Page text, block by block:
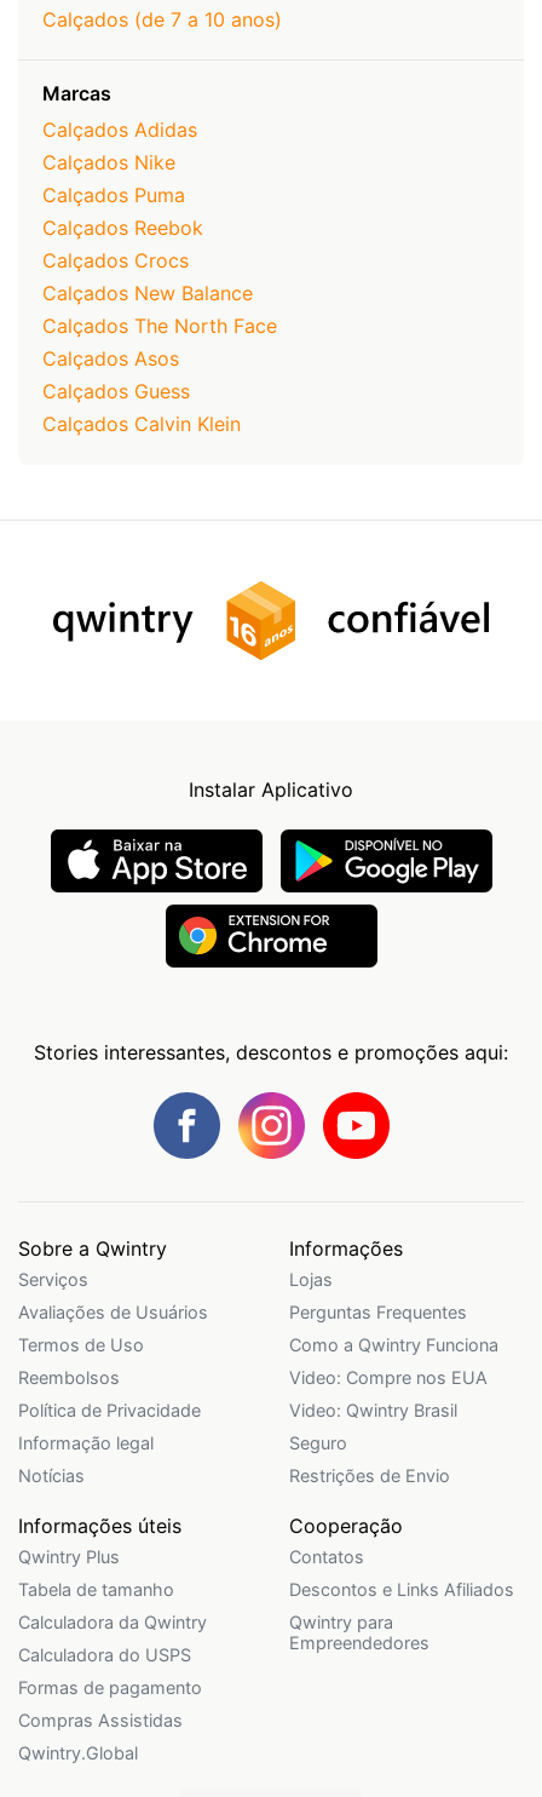
Calçados (de 7 a 10 anos)
Marcas
Calçados Adidas
Calçados Nike
Calçados Puma
Calçados Reebok
Calçados Crocs
Calçados New Balance
Calçados The North Face
Calçados Asos
Calçados Guess
Calçados Calvin Klein
Instalar Aplicativo
Stories interessantes, descontos e promoções aqui:
Sobre a Qwintry
Serviços
Avaliações de Usuários
Termos de Uso
Reembolsos
Política de Privacidade
Informação legal
Notícias
Informações
Lojas
Perguntas Frequentes
Como a Qwintry Funciona
Video: Compre nos EUA
Video: Qwintry Brasil
Seguro
Restrições de Envio
Informações úteis
Qwintry Plus
Tabela de tamanho
Calculadora da Qwintry
Calculadora do USPS
Formas de pagamento
Compras Assistidas
Qwintry.Global
Cooperação
Contatos
Descontos e Links Afiliados
Qwintry para
Empreendedores